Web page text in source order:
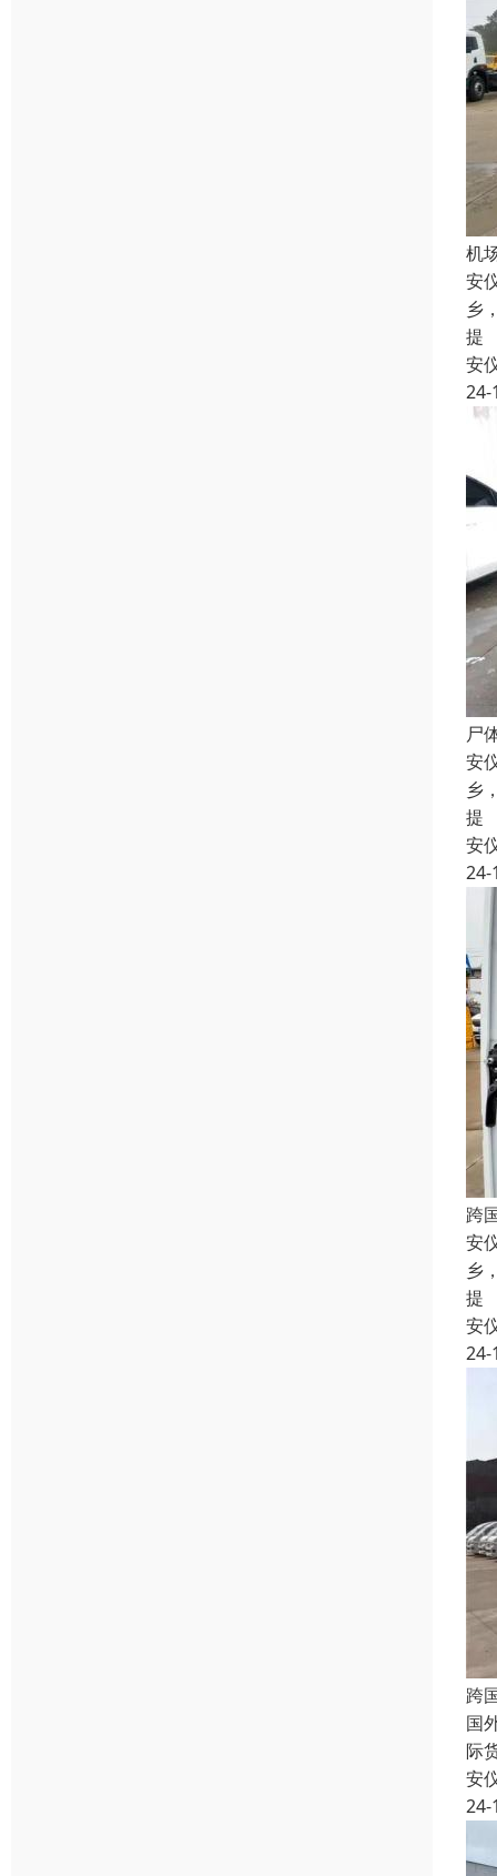
机
安
乡
提
安
24-
尸
安
乡
提
安
24-
跨
安
乡
提
安
24-
跨
国
际
安
24-